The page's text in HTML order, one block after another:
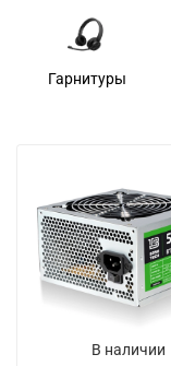
Гарнитуры
В наличии